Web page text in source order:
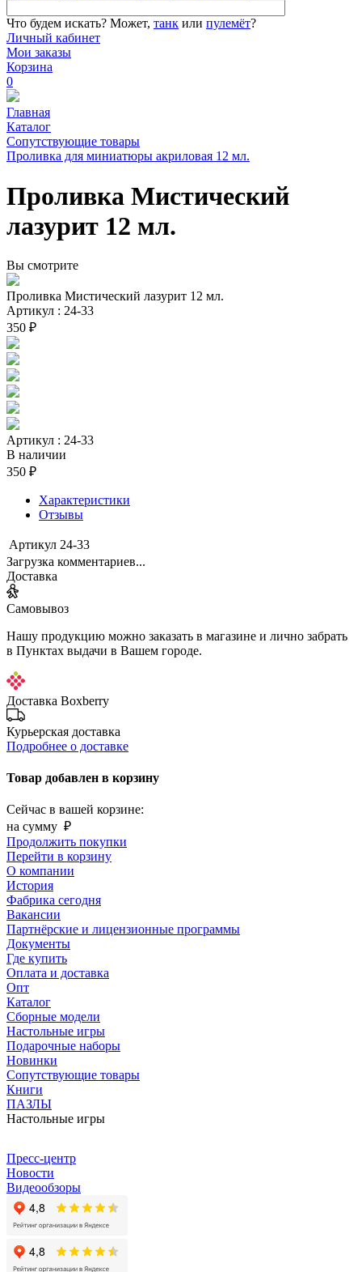
Что будем искать? Может, танк или пулемёт?
Личный кабинет
Мои заказы
Корзина
0
Главная
Каталог
Сопутствующие товары
Проливка для миниатюры акриловая 12 мл.
Проливка Мистический
лазурит 12 мл.
Вы смотрите
Проливка Мистический лазурит 12 мл.
Артикул : 24-33
350 ₽
Артикул : 24-33
В наличии
350 ₽
Характеристики
Отзывы
Артикул 24-33
Загрузка комментариев...
Доставка
Самовывоз
Нашу продукцию можно заказать в магазине и лично забрать
в Пунктах выдачи в Вашем городе.
Доставка Boxberry
Курьерская доставка
Подробнее о доставке
Товар добавлен в корзину
Сейчас в вашей корзине:
на сумму ₽
Продолжить покупки
Перейти в корзину
О компании
История
Фабрика сегодня
Вакансии
Партнёрские и лицензионные программы
Документы
Где купить
Оплата и доставка
Опт
Каталог
Сборные модели
Настольные игры
Подарочные наборы
Новинки
Сопутствующие товары
Книги
ПАЗЛЫ
Настольные игры
Пресс-центр
Новости
Видеообзоры